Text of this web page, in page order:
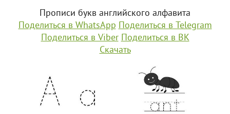
Прописи букв английского алфавита
Поделиться в WhatsApp Поделиться в Telegram
Поделиться в Viber Поделиться в ВК
Скачать